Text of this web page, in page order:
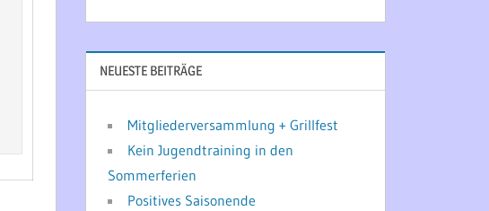
NEUESTE BEITRÄGE
Mitgliederversammlung + Grillfest
Kein Jugendtraining in den
Sommerferien
Positives Saisonende